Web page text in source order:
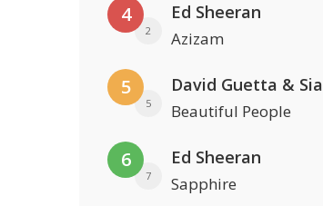
4
2
Ed Sheeran
Azizam
5
5
David Guetta & Sia
Beautiful People
6
7
Ed Sheeran
Sapphire